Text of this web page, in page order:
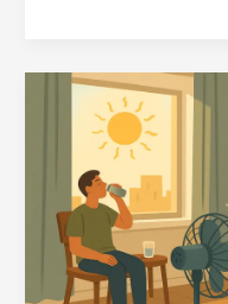
Effektiva
strategier
hantera
värmeböljor